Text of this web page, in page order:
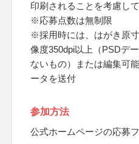
印刷されることを考慮し
※応募点数は無制限
※採用時には、はがき原
像度350dpi以上（PSDデ
ないもの）または編集可
ータを送付
参加方法
公式ホームページの応募